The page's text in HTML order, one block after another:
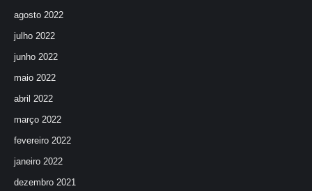
agosto 2022
julho 2022
junho 2022
maio 2022
abril 2022
março 2022
fevereiro 2022
janeiro 2022
dezembro 2021